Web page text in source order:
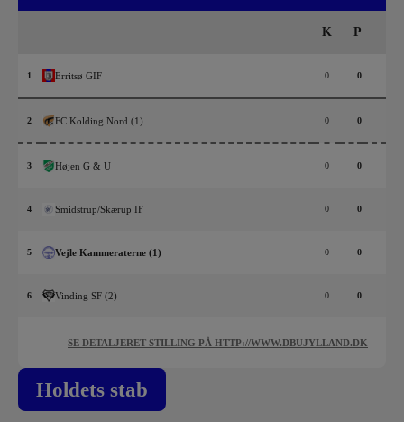
K P
1 Erritsø GIF 0 0
2 FC Kolding Nord (1) 0 0
3 Højen G & U 0 0
4 Smidstrup/Skærup IF 0 0
5 Vejle Kammeraterne (1) 0 0
6 Vinding SF (2) 0 0
SE DETALJERET STILLING PÅ HTTP://WWW.DBUJYLLAND.DK
Holdets stab